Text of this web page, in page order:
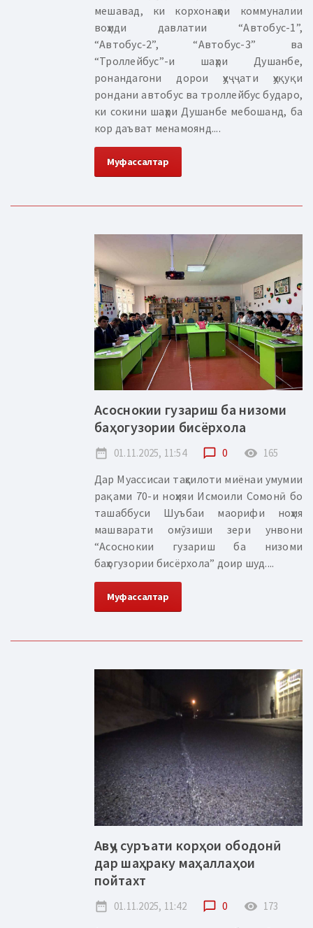
мешавад, ки корхонаҳои коммуналии
воҳиди давлатии “Автобус-1”,
“Автобус-2”, “Автобус-3” ва
“Троллейбус”-и шаҳри Душанбе,
ронандагони дорои ҳуҷҷати ҳуқуқи
рондани автобус ва троллейбус бударо,
ки сокини шаҳри Душанбе мебошанд, ба
кор даъват менамоянд....
Муфассалтар
Асоснокии гузариш ба низоми
баҳогузории бисёрхола
date_range 01.11.2025, 11:54 chat_bubble_outline 0 remove_red_eye 165
Дар Муассисаи таҳсилоти миёнаи умумии
рақами 70-и ноҳияи Исмоили Сомонӣ бо
ташаббуси Шуъбаи маорифи ноҳия
машварати омӯзиши зери унвони
“Асоснокии гузариш ба низоми
баҳогузории бисёрхола” доир шуд....
Муфассалтар
Авҷу суръати корҳои ободонӣ
дар шаҳраку маҳаллаҳои
пойтахт
date_range 01.11.2025, 11:42 chat_bubble_outline 0 remove_red_eye 173